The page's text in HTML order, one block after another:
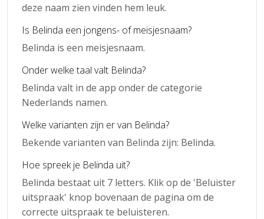
deze naam zien vinden hem leuk.
Is Belinda een jongens- of meisjesnaam?
Belinda is een meisjesnaam.
Onder welke taal valt Belinda?
Belinda valt in de app onder de categorie
Nederlands namen.
Welke varianten zijn er van Belinda?
Bekende varianten van Belinda zijn: Belinda.
Hoe spreek je Belinda uit?
Belinda bestaat uit 7 letters. Klik op de 'Beluister
uitspraak' knop bovenaan de pagina om de
correcte uitspraak te beluisteren.